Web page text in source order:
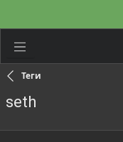
Теги
seth